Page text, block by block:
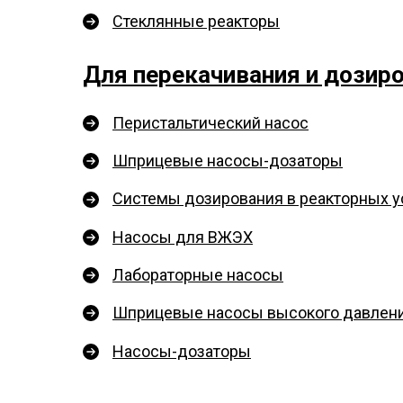
Стеклянные реакторы
Для перекачивания и
Перистальтический насос
Шприцевые насосы-дозаторы
Системы дозирования в реакторных
Насосы для ВЖЭХ
Лабораторные насосы
Шприцевые насосы высокого
Насосы-дозаторы